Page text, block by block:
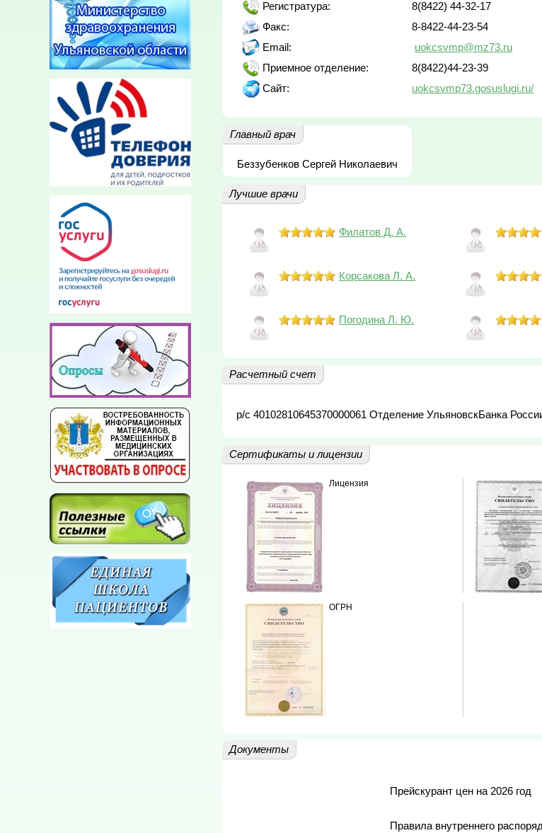
Регистратура:
8(8422) 44-32-17
Факс:
8-8422-44-23-54
Email:
Приемное отделение:
8(8422)44-23-39
Сайт:
uokcsvmp73.gosuslugi.ru/
Главный врач
Беззубенков Сергей Николаевич
Лучшие врачи
Филатов Д. А.
Корсакова Л. А.
Погодина Л. Ю.
Расчетный счет
р/с 40102810645370000061 Отделение УльяновскБанка
Сертификаты и лицензии
Лицензия
ОГРН
Документы
Прейскурант цен на 2026 год
Правила внутреннего